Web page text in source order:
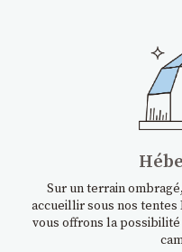
Sur un terrain
accueillir sous nos
vous offrons la